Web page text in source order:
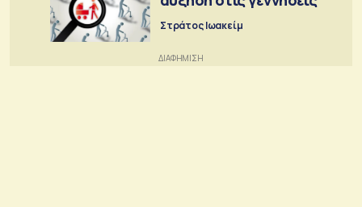
Στράτος Ιωακείμ